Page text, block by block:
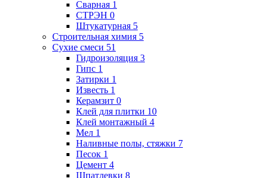
Сварная 1
СТРЭН 0
Штукатурная 5
Строительная химия 5
Сухие смеси 51
Гидроизоляция 3
Гипс 1
Затирки 1
Известь 1
Керамзит 0
Клей для плитки 10
Клей монтажный 4
Мел 1
Наливные полы, стяжки 7
Песок 1
Цемент 4
Шпатлевки 8